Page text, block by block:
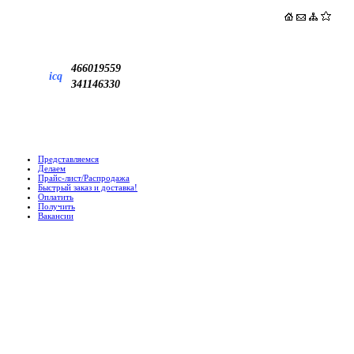
icq
466019559
341146330
Представляемся
Делаем
Прайс-лист/Распродажа
Быстрый заказ и доставка!
Оплатить
Получить
Вакансии